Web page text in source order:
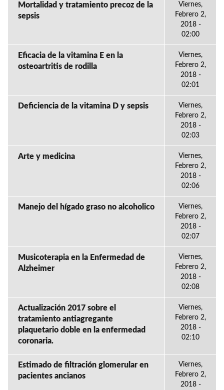
Mortalidad y tratamiento precoz de la
sepsis
Viernes,
Febrero 2,
2018 -
02:00
Eficacia de la vitamina E en la
osteoartritis de rodilla
Viernes,
Febrero 2,
2018 -
02:01
Deficiencia de la vitamina D y sepsis
Viernes,
Febrero 2,
2018 -
02:03
Arte y medicina
Viernes,
Febrero 2,
2018 -
02:06
Manejo del hígado graso no alcoholico
Viernes,
Febrero 2,
2018 -
02:07
Musicoterapia en la Enfermedad de
Alzheimer
Viernes,
Febrero 2,
2018 -
02:08
Actualización 2017 sobre el
tratamiento antiagregante
plaquetario doble en la enfermedad
coronaria.
Viernes,
Febrero 2,
2018 -
02:10
Estimado de filtración glomerular en
pacientes ancianos
Viernes,
Febrero 2,
2018 -